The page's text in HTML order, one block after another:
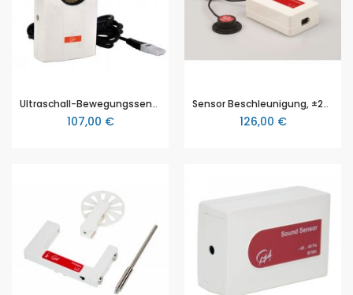
Ultraschall-Bewegungssensor, mit BT Anschluss, NTL
107,00 €
Sensor Beschleunigung, ±25 g, NTL
126,00 €